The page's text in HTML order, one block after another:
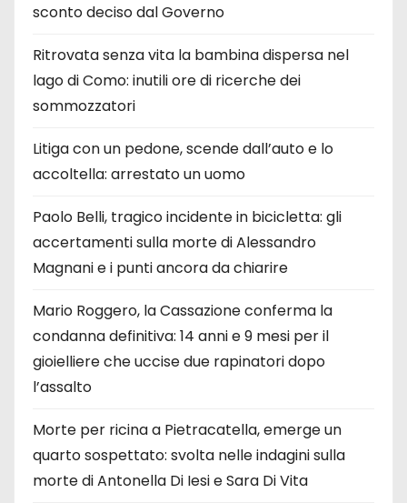
sconto deciso dal Governo
Ritrovata senza vita la bambina dispersa nel
lago di Como: inutili ore di ricerche dei
sommozzatori
Litiga con un pedone, scende dall’auto e lo
accoltella: arrestato un uomo
Paolo Belli, tragico incidente in bicicletta: gli
accertamenti sulla morte di Alessandro
Magnani e i punti ancora da chiarire
Mario Roggero, la Cassazione conferma la
condanna definitiva: 14 anni e 9 mesi per il
gioielliere che uccise due rapinatori dopo
l’assalto
Morte per ricina a Pietracatella, emerge un
quarto sospettato: svolta nelle indagini sulla
morte di Antonella Di Iesi e Sara Di Vita